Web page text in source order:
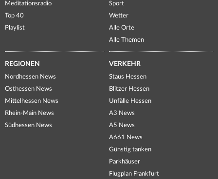
Meditationsradio
Top 40
Playlist
Sport
Wetter
Alle Orte
Alle Themen
REGIONEN
Nordhessen News
Osthessen News
Mittelhessen News
Rhein-Main News
Südhessen News
VERKEHR
Staus Hessen
Blitzer Hessen
Unfälle Hessen
A3 News
A5 News
A661 News
Günstig tanken
Parkhäuser
Flugplan Frankfurt